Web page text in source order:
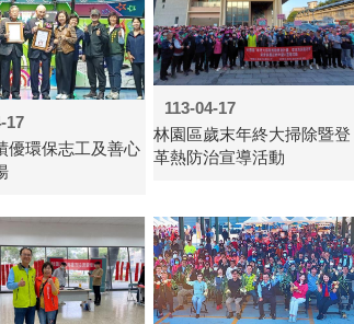
17
優環保志工及善心
113-04-17
林園區歲末年終大掃除暨登
革熱防治宣導活動